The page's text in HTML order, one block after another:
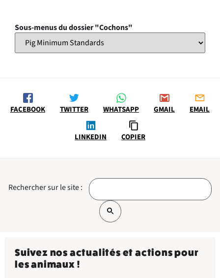
Sous-menus du dossier "Cochons"
FACEBOOK TWITTER WHATSAPP GMAIL EMAIL
LINKEDIN COPIER
Rechercher sur le site :
Suivez nos actualités et actions pour
les animaux !